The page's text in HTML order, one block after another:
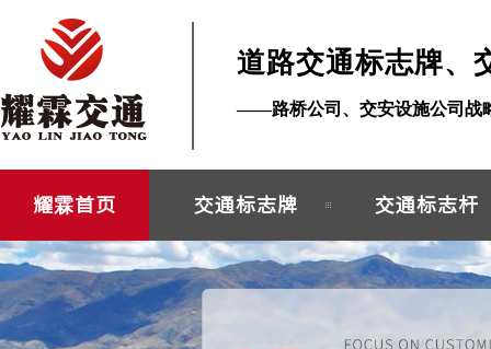
道路交通标志牌、
——路桥公司、交安设施公司战
耀霖首页 交通标志牌 交通标志杆